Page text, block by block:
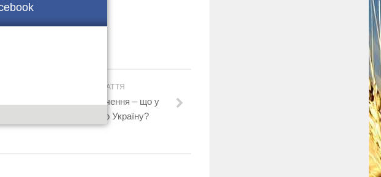
НАСТУПНА СТАТТЯ
Крим, зерно і Євробачення – що у
Лондоні знають про Україну?